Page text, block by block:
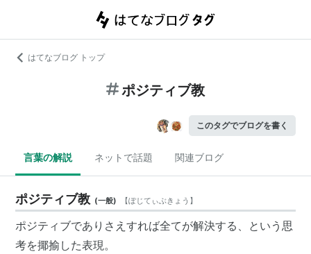
はてなブログ トップ
ポジティブ教
このタグでブログを書く
言葉の解説 ネットで話題 関連ブログ
ポジティブ教 (一般) 【ぽじてぃぶきょう 】
ポジティブでありさえすれば全てが解決する、という思
考を揶揄した表現。